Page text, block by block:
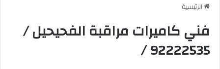
الرئيسية
فني كاميرات مراقبة الفحيحيل /
92222535 /